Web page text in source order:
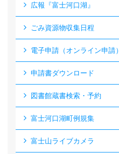
広報『富士河口湖』
ごみ資源物収集日程
電子申請（オンライン申請）
申請書ダウンロード
図書館蔵書検索・予約
富士河口湖町例規集
富士山ライブカメラ